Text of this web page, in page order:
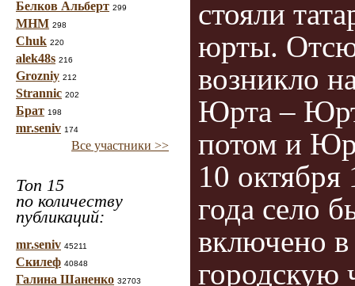
Белков Альберт 299
МНМ 298
Chuk 220
alek48s 216
Grozniy 212
Strannic 202
Брат 198
mr.seniv 174
Все участники >>
Топ 15
по количеству
публикаций:
mr.seniv 45211
Скилеф 40848
Галина Шаненко 32703
стояли
юрты.
возникло
Юрта –
потом и
10 октября
года село
включено в
городскую